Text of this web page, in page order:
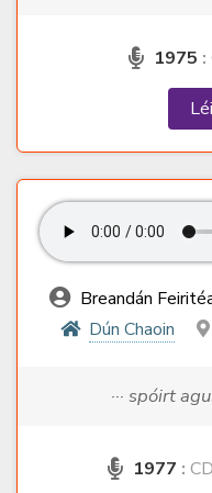
1975 :
Breandán
Dún Chaoin
··· spóirt
1977 :